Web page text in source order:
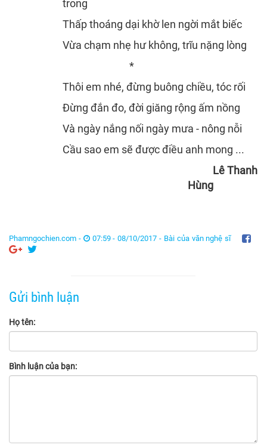
trong
Thấp thoáng dại khờ len ngời mắt biếc
Vừa chạm nhẹ hư không, trĩu nặng lòng
*
Thôi em nhé, đừng buông chiều, tóc rối
Đừng đắn đo, đời giăng rộng ấm nồng
Và ngày nắng nối ngày mưa - nông nỗi
Cầu sao em sẽ được điều anh mong ...
Lê Thanh
Hùng
Phamngochien.com - 07:59 - 08/10/2017 - Bài của văn nghệ sĩ
Gửi bình luận
Họ tên:
Bình luận của bạn: